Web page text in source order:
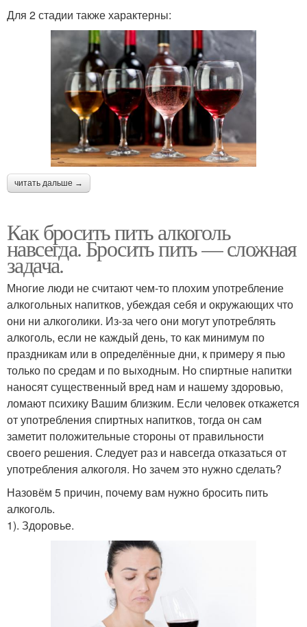
Для 2 стадии также характерны:
читать дальше →
Как бросить пить алкоголь
навсегда. Бросить пить — сложная
задача.
Многие люди не считают чем-то плохим употребление
алкогольных напитков, убеждая себя и окружающих что
они ни алкоголики. Из-за чего они могут употреблять
алкоголь, если не каждый день, то как минимум по
праздникам или в определённые дни, к примеру я пью
только по средам и по выходным. Но спиртные напитки
наносят существенный вред нам и нашему здоровью,
ломают психику Вашим близким. Если человек откажется
от употребления спиртных напитков, тогда он сам
заметит положительные стороны от правильности
своего решения. Следует раз и навсегда отказаться от
употребления алкоголя. Но зачем это нужно сделать?
Назовём 5 причин, почему вам нужно бросить пить
алкоголь.
1). Здоровье.